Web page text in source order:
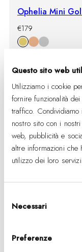
Questo sito web
Utilizziamo i cookie
fornire funzionalità
traffico.
nostro sito con i
web, pubblicità e
altre informazioni
utilizzo dei loro
delNecessari
Preferenze
Ophelia Mini
-
%
Prezzo
di
listino
€179
Champagne